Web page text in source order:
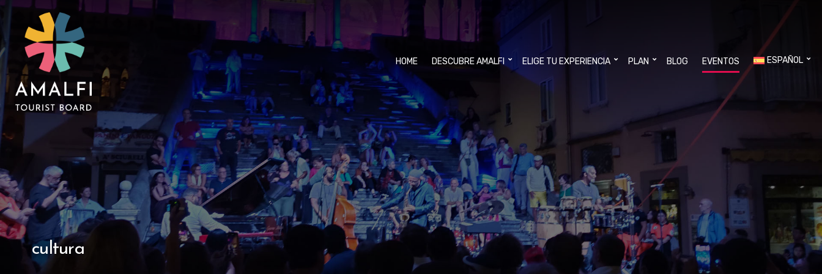
HOME DESCUBRE AMALFI ELIGE TU EXPERIENCIA PLAN BLOG EVENTOS ESPAÑOL
cultura